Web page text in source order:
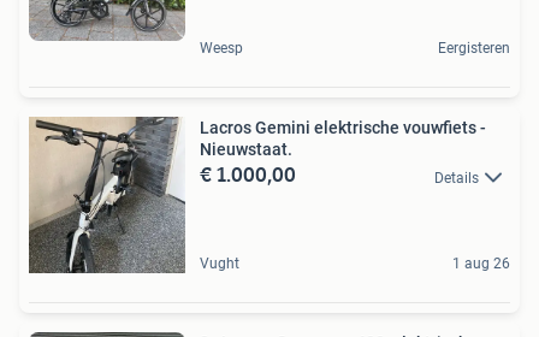
Weesp Eergisteren
Lacros Gemini elektrische vouwfiets -
Nieuwstaat.
€ 1.000,00 Details
Vught 1 aug 26